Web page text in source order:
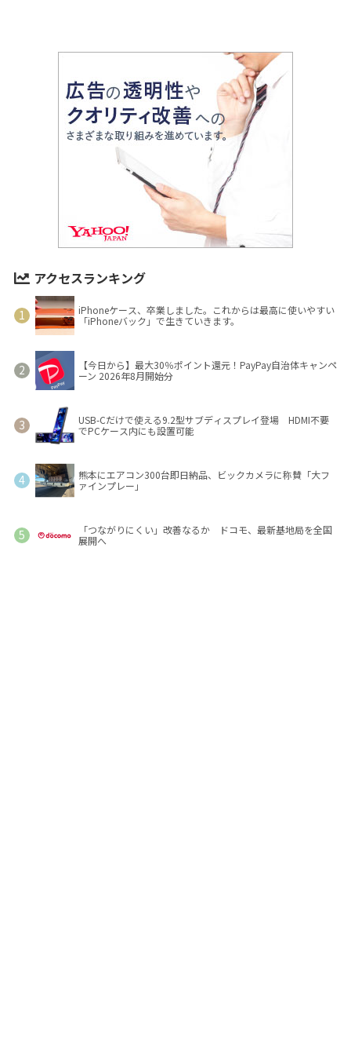
アクセスランキング
iPhoneケース、卒業しました。これからは最高に使いやすい
「iPhoneバック」で生きていきます。
【今日から】最大30％ポイント還元！PayPay自治体キャンペ
ーン 2026年8月開始分
USB-Cだけで使える9.2型サブディスプレイ登場 HDMI不要
でPCケース内にも設置可能
熊本にエアコン300台即日納品、ビックカメラに称賛「大フ
ァインプレー」
「つながりにくい」改善なるか ドコモ、最新基地局を全国
展開へ